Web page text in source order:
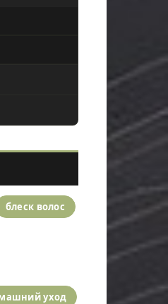
блеск волос
уход